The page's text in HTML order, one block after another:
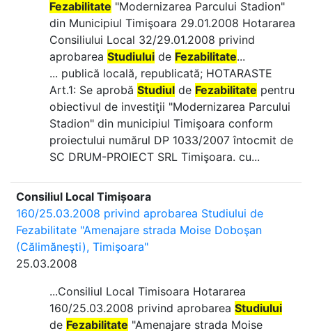
Fezabilitate "Modernizarea Parcului Stadion"
din Municipiul Timişoara 29.01.2008 Hotararea
Consiliului Local 32/29.01.2008 privind
aprobarea Studiului de Fezabilitate...
... publică locală, republicată; HOTARASTE
Art.1: Se aprobă Studiul de Fezabilitate pentru
obiectivul de investiţii "Modernizarea Parcului
Stadion" din municipiul Timişoara conform
proiectului numărul DP 1033/2007 întocmit de
SC DRUM-PROIECT SRL Timişoara. cu...
Consiliul Local Timișoara
160/25.03.2008 privind aprobarea Studiului de
Fezabilitate "Amenajare strada Moise Doboşan
(Călimăneşti), Timişoara"
25.03.2008
...Consiliul Local Timisoara Hotararea
160/25.03.2008 privind aprobarea Studiului
de Fezabilitate "Amenajare strada Moise